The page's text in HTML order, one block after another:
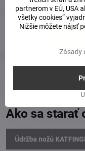
Doručenia
Ako sa starať
Údržba nožů
partnerom v EÚ, USA
všetky cookies“
Nižšie môžete nájsť
Zásady